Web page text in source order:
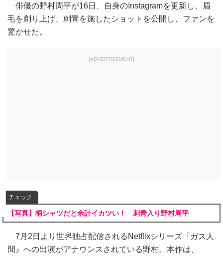
俳優の野村周平が16日、自身のInstagramを更新し、眉
毛を剃り上げ、刺青を施したショットを公開し、ファンを
驚かせた。
[ADVERTISEMENT]
チェック
【写真】柄シャツだと余計イカツい！ 刺青入り野村周平
7月2日より世界独占配信されるNetflixシリーズ『ガス人
間』への出演がアナウンスされている野村。本作は、